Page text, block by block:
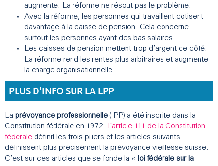
augmente. La réforme ne résout pas le problème.
Avec la réforme, les personnes qui travaillent cotisent
davantage à la caisse de pension. Cela concerne
surtout les personnes ayant des bas salaires.
Les caisses de pension mettent trop d’argent de côté.
La réforme rend les rentes plus arbitraires et augmente
la charge organisationnelle.
PLUS D'INFO SUR LA LPP
La prévoyance professionnelle ( PP) a été inscrite dans la
Constitution fédérale en 1972. L’article 111 de la Constitution
fédérale définit les trois piliers et les articles suivants
définissent plus précisément la prévoyance vieillesse suisse.
C’est sur ces articles que se fonde la «
loi fédérale sur la